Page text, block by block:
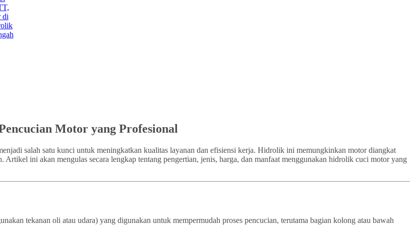
Motor yang Profesional
salah satu kunci untuk meningkatkan kualitas layanan dan efisiensi kerja. Hidrolik ini memungkinkan motor diangkat
Artikel ini akan mengulas secara lengkap tentang pengertian, jenis, harga, dan manfaat menggunakan hidrolik cuci motor yang
tekanan oli atau udara) yang digunakan untuk mempermudah proses pencucian, terutama bagian kolong atau bawah